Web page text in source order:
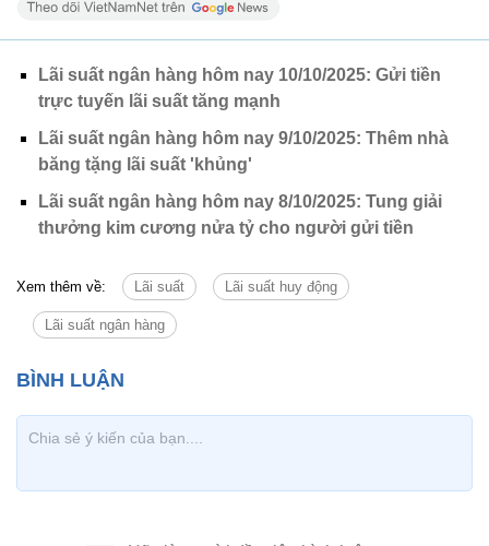
Lãi suất ngân hàng hôm nay 10/10/2025: Gửi tiền
trực tuyến lãi suất tăng mạnh
Lãi suất ngân hàng hôm nay 9/10/2025: Thêm nhà
băng tặng lãi suất 'khủng'
Lãi suất ngân hàng hôm nay 8/10/2025: Tung giải
thưởng kim cương nửa tỷ cho người gửi tiền
Xem thêm về: Lãi suất Lãi suất huy động
Lãi suất ngân hàng